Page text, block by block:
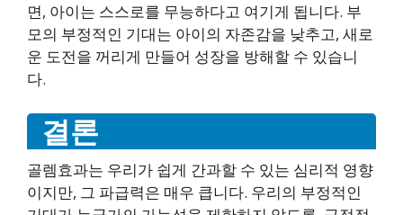
면, 아이는 스스로를 무능하다고 여기게 됩니다. 부
모의 부정적인 기대는 아이의 자존감을 낮추고, 새로
운 도전을 꺼리게 만들어 성장을 방해할 수 있습니
다.
결론
골렘효과는 우리가 쉽게 간과할 수 있는 심리적 영향
이지만, 그 파급력은 매우 큽니다. 우리의 부정적인